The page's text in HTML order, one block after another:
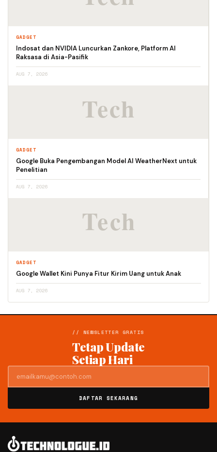
GADGET
Indosat dan NVIDIA Luncurkan Zankore, Platform AI
Raksasa di Asia-Pasifik
AUG 7, 2026
GADGET
Google Buka Pengembangan Model AI WeatherNext untuk
Penelitian
AUG 7, 2026
GADGET
Google Wallet Kini Punya Fitur Kirim Uang untuk Anak
AUG 7, 2026
// NEWSLETTER GRATIS
Tetap Update
Setiap Hari
DAFTAR SEKARANG